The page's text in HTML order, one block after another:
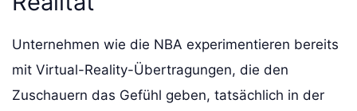
Unternehmen wie die NBA experimentieren bereits
mit Virtual-Reality-Übertragungen, die den
Zuschauern das Gefühl geben, tatsächlich in der